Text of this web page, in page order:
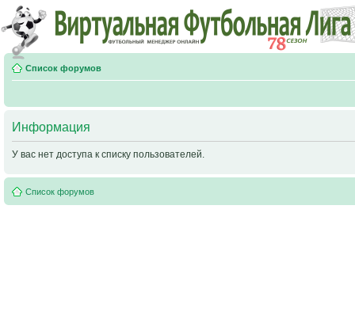
Список форумов
Информация
У вас нет доступа к списку пользователей.
Список форумов